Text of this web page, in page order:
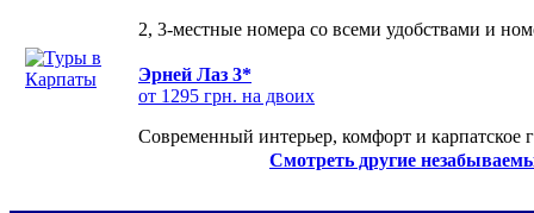
2, 3-местные номера со всеми удобствами и
Эрней Лаз 3*
от 1295 грн. на двоих
Современный интерьер, комфорт и карпатское
Смотреть другие